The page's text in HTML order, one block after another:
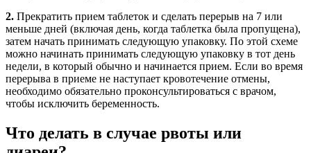
2. Прекратить прием таблеток и сделать перерыв на 7 или
меньше дней (включая день, когда таблетка была пропущена),
затем начать принимать следующую упаковку. По этой схеме
можно начинать принимать следующую упаковку в тот день
недели, в который обычно и начинается прием. Если во время
перерыва в приеме не наступает кровотечение отмены,
необходимо обязательно проконсультироваться с врачом,
чтобы исключить беременность.
Что делать в случае рвоты или